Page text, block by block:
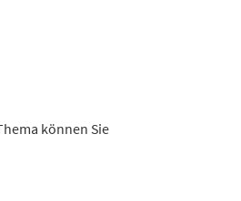
können Sie